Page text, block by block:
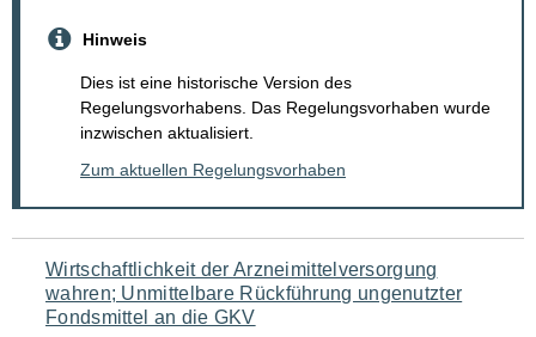
Hinweis
Dies ist eine historische Version des
Regelungsvorhabens. Das Regelungsvorhaben wurde
inzwischen aktualisiert.
Zum aktuellen Regelungsvorhaben
Navigation
für
Wirtschaftlichkeit der Arzneimittelversorgung
wahren; Unmittelbare Rückführung ungenutzter
Fondsmittel an die GKV